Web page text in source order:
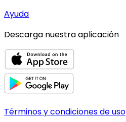
Ayuda
Descarga nuestra aplicación
Términos y condiciones de uso